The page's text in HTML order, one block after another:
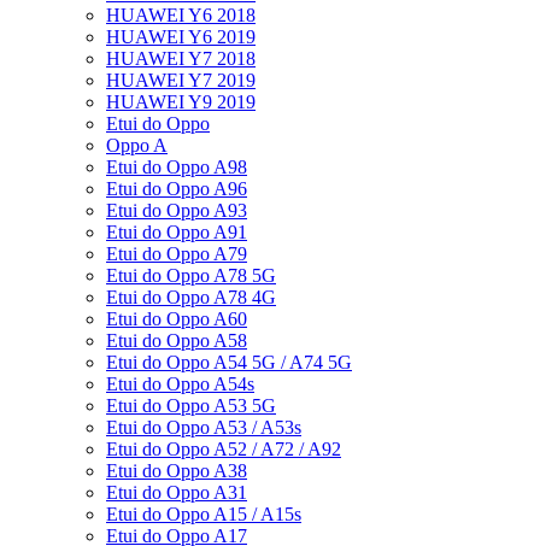
HUAWEI Y6 2018
HUAWEI Y6 2019
HUAWEI Y7 2018
HUAWEI Y7 2019
HUAWEI Y9 2019
Etui do Oppo
Oppo A
Etui do Oppo A98
Etui do Oppo A96
Etui do Oppo A93
Etui do Oppo A91
Etui do Oppo A79
Etui do Oppo A78 5G
Etui do Oppo A78 4G
Etui do Oppo A60
Etui do Oppo A58
Etui do Oppo A54 5G / A74 5G
Etui do Oppo A54s
Etui do Oppo A53 5G
Etui do Oppo A53 / A53s
Etui do Oppo A52 / A72 / A92
Etui do Oppo A38
Etui do Oppo A31
Etui do Oppo A15 / A15s
Etui do Oppo A17